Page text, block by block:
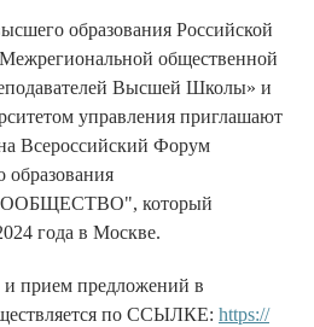
образования Российской
общественной
Высшей Школы» и
управления приглашают
Всероссийский Форум
образования
который
года в Москве.
и прием предложений в
по ССЫЛКЕ: https://